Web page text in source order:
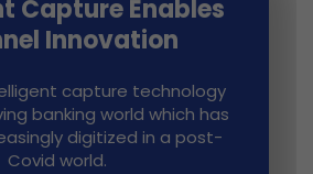
Capture Enables
Innovation
capture technology
banking world which has
digitized in a post-
Covid world.